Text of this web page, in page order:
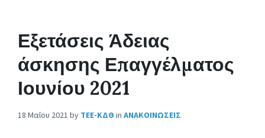
Εξετάσεις Άδειας
άσκησης Επαγγέλματος
Ιουνίου 2021
18 Μαΐου 2021 by ΤΕΕ-ΚΔΘ in ΑΝΑΚΟΙΝΩΣΕΙΣ